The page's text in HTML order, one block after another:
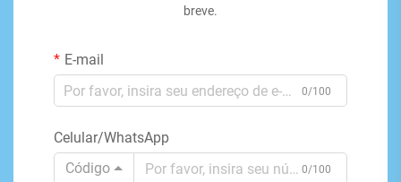
breve.
E-mail
0/100
Celular/WhatsApp
Código
0/100